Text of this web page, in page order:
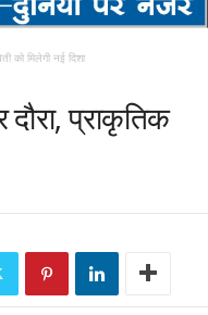
को मिलेगी नई दिशा
प्राकृतिक